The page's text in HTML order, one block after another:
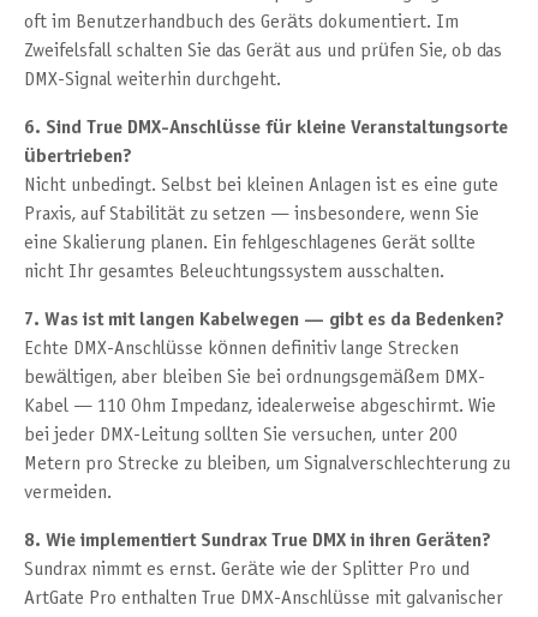
oft im Benutzerhandbuch des Geräts dokumentiert. Im
Zweifelsfall schalten Sie das Gerät aus und prüfen Sie, ob das
DMX-Signal weiterhin durchgeht.
6. Sind True DMX-Anschlüsse für kleine Veranstaltungsorte
übertrieben?
Nicht unbedingt. Selbst bei kleinen Anlagen ist es eine gute
Praxis, auf Stabilität zu setzen — insbesondere, wenn Sie
eine Skalierung planen. Ein fehlgeschlagenes Gerät sollte
nicht Ihr gesamtes Beleuchtungssystem ausschalten.
7. Was ist mit langen Kabelwegen — gibt es da Bedenken?
Echte DMX-Anschlüsse können definitiv lange Strecken
bewältigen, aber bleiben Sie bei ordnungsgemäßem DMX-
Kabel — 110 Ohm Impedanz, idealerweise abgeschirmt. Wie
bei jeder DMX-Leitung sollten Sie versuchen, unter 200
Metern pro Strecke zu bleiben, um Signalverschlechterung zu
vermeiden.
8. Wie implementiert Sundrax True DMX in ihren Geräten?
Sundrax nimmt es ernst. Geräte wie der Splitter Pro und
ArtGate Pro enthalten True DMX-Anschlüsse mit galvanischer